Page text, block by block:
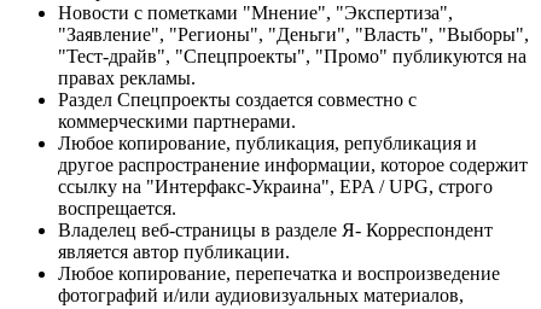
Новости с пометками "Мнение", "Экспертиза",
"Заявление", "Регионы", "Деньги", "Власть", "Выборы",
"Тест-драйв", "Спецпроекты", "Промо" публикуются на
правах рекламы.
Раздел Спецпроекты создается совместно с
коммерческими партнерами.
Любое копирование, публикация, републикация и
другое распространение информации, которое содержит
ссылку на "Интерфакс-Украина", EPA / UPG, строго
воспрещается.
Владелец веб-страницы в разделе Я- Корреспондент
является автор публикации.
Любое копирование, перепечатка и воспроизведение
фотографий и/или аудиовизуальных материалов,